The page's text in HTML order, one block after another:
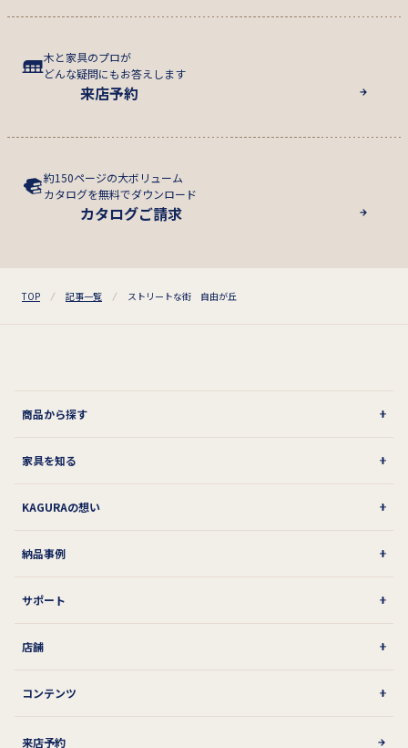
木と家具のプロが
どんな疑問にもお答えします
来店予約
約150ページの大ボリューム
カタログを無料でダウンロード
カタログご請求
TOP 記事一覧 ストリートな街 自由が丘
商品から探す
家具を知る
KAGURAの想い
納品事例
サポート
店舗
コンテンツ
来店予約